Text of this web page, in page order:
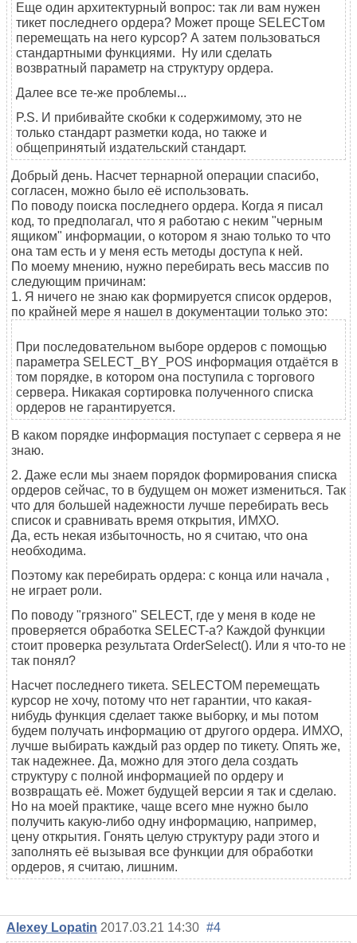
Еще один архитектурный вопрос: так ли вам нужен
тикет последнего ордера? Может проще SELECTом
перемещать на него курсор? А затем пользоваться
стандартными функциями. Ну или сделать
возвратный параметр на структуру ордера.
Далее все те-же проблемы...
P.S. И прибивайте скобки к содержимому, это не
только стандарт разметки кода, но также и
общепринятый издательский стандарт.
Добрый день. Насчет тернарной операции спасибо,
согласен, можно было её использовать.
По поводу поиска последнего ордера. Когда я писал
код, то предполагал, что я работаю с неким "черным
ящиком" информации, о котором я знаю только то что
она там есть и у меня есть методы доступа к ней.
По моему мнению, нужно перебирать весь массив по
следующим причинам:
1. Я ничего не знаю как формируется список ордеров,
по крайней мере я нашел в документации только это:
При последовательном выборе ордеров с помощью
параметра SELECT_BY_POS информация отдаётся в
том порядке, в котором она поступила с торгового
сервера. Никакая сортировка полученного списка
ордеров не гарантируется.
В каком порядке информация поступает с сервера я не
знаю.
2. Даже если мы знаем порядок формирования списка
ордеров сейчас, то в будущем он может измениться. Так
что для большей надежности лучше перебирать весь
список и сравнивать время открытия, ИМХО.
Да, есть некая избыточность, но я считаю, что она
необходима.
Поэтому как перебирать ордера: с конца или начала ,
не играет роли.
По поводу "грязного" SELECT, где у меня в коде не
проверяется обработка SELECT-а? Каждой функции
стоит проверка результата OrderSelect(). Или я что-то не
так понял?
Насчет последнего тикета. SELECTOM перемещать
курсор не хочу, потому что нет гарантии, что какая-
нибудь функция сделает также выборку, и мы потом
будем получать информацию от другого ордера. ИМХО,
лучше выбирать каждый раз ордер по тикету. Опять же,
так надежнее. Да, можно для этого дела создать
структуру с полной информацией по ордеру и
возвращать её. Может будущей версии я так и сделаю.
Но на моей практике, чаще всего мне нужно было
получить какую-либо одну информацию, например,
цену открытия. Гонять целую структуру ради этого и
заполнять её вызывая все функции для обработки
ордеров, я считаю, лишним.
Alexey Lopatin 2017.03.21 14:30 #4